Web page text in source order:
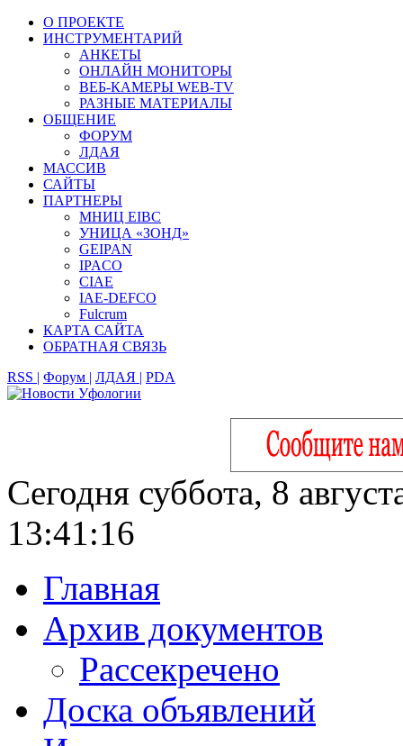
О ПРОЕКТЕ
ИНСТРУМЕНТАРИЙ
АНКЕТЫ
ОНЛАЙН МОНИТОРЫ
ВЕБ-КАМЕРЫ WEB-TV
РАЗНЫЕ МАТЕРИАЛЫ
ОБЩЕНИЕ
ФОРУМ
ЛДАЯ
МАССИВ
САЙТЫ
ПАРТНЕРЫ
МНИЦ EIBC
УНИЦА «ЗОНД»
GEIPAN
IPACO
CIAE
IAE-DEFCO
Fulcrum
КАРТА САЙТА
ОБРАТНАЯ СВЯЗЬ
RSS | Форум | ЛДАЯ | PDA
Сегодня суббота, 8
13:41:17
Главная
Архив документов
Рассекречено
Доска объявлений